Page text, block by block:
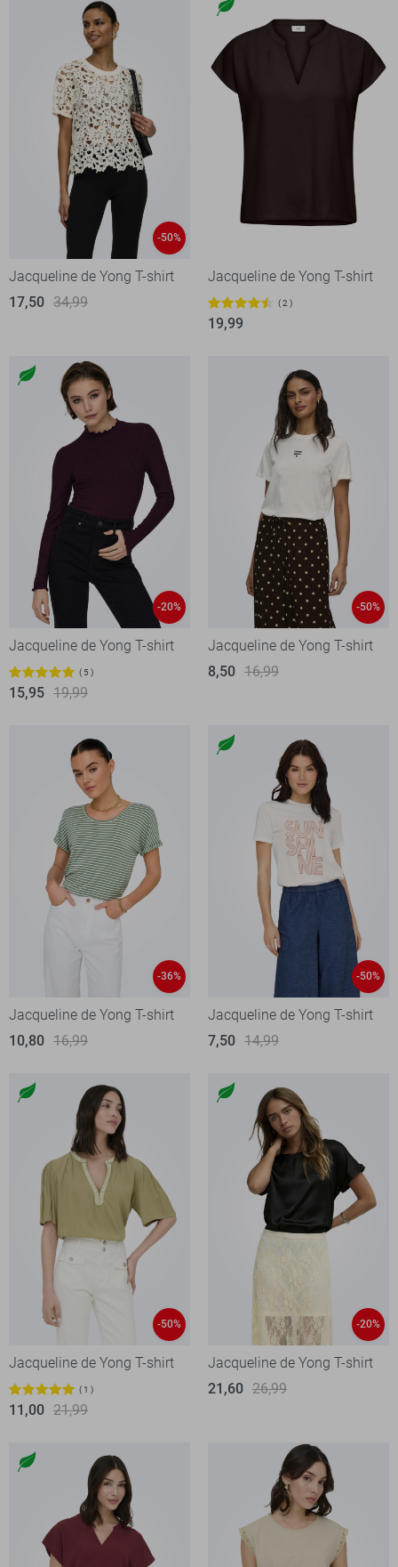
-50%
Jacqueline de Yong T-shirt
17,50 34,99
Jacqueline de Yong T-shirt
2
19,99
-20%
Jacqueline de Yong T-shirt
5
15,95 19,99
-50%
Jacqueline de Yong T-shirt
8,50 16,99
-36%
Jacqueline de Yong T-shirt
10,80 16,99
-50%
Jacqueline de Yong T-shirt
7,50 14,99
-50%
Jacqueline de Yong T-shirt
1
11,00 21,99
-20%
Jacqueline de Yong T-shirt
21,60 26,99